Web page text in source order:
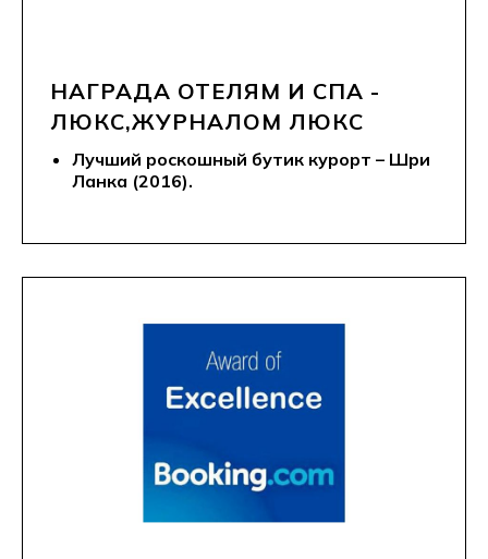
НАГРАДА ОТЕЛЯМ И СПА -
ЛЮКС,ЖУРНАЛОМ ЛЮКС
Лучший роскошный бутик курорт – Шри
Ланка (2016).